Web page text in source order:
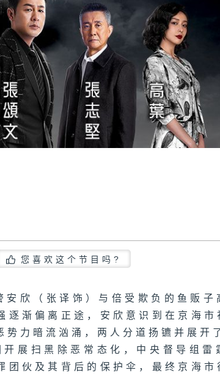
您喜欢这个节目吗?
欣（张译饰）与倍受欺负的鱼贩子
逐渐偏离正途，安欣意识到在京海市
势力暗流汹涌，两人分道扬镳并展开
展扫黑除恶常态化，中央督导组雷
团伙及其背后的保护伞，最终京海市